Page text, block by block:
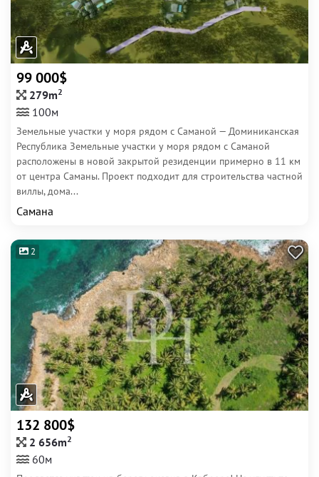
99 000$
279m2
100м
Земельные участки у моря рядом с Саманой — Доминиканская
Республика Земельные участки у моря рядом с Саманой
расположены в новой закрытой резиденции примерно в 11 км
от центра Саманы. Проект подходит для строительства частной
виллы, дома...
Самана
2
132 800$
2 656m2
60м